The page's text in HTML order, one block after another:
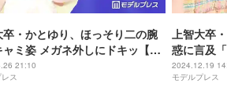
卒・かとゆり、ほっそり二の腕
ミ姿 メガネ外しにドキッ【サ
S】
21:10
ス
上智大卒
惑に言及
2024.12.19
モデルプレス